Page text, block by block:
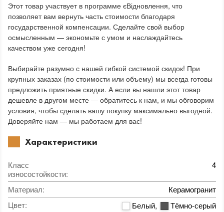
Этот товар участвует в программе єВідновлення, что
позволяет вам вернуть часть стоимости благодаря
государственной компенсации. Сделайте свой выбор
осмысленным — экономьте с умом и наслаждайтесь
качеством уже сегодня!
Выбирайте разумно с нашей гибкой системой скидок! При
крупных заказах (по стоимости или объему) мы всегда готовы
предложить приятные скидки. А если вы нашли этот товар
дешевле в другом месте — обратитесь к нам, и мы обговорим
условия, чтобы сделать вашу покупку максимально выгодной.
Доверяйте нам — мы работаем для вас!
Характеристики
Класс
износостойкости:
4
Материал:
Керамогранит
Цвет: Белый,
Тёмно-серый